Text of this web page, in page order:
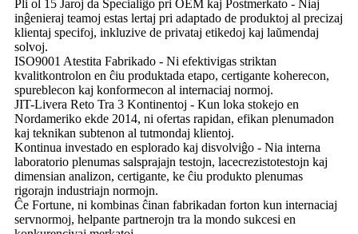
Pli ol 15 Jaroj da Specialiĝo pri OEM kaj Postmerkato - Niaj
inĝenieraj teamoj estas lertaj pri adaptado de produktoj al precizaj
klientaj specifoj, inkluzive de privataj etikedoj kaj laŭmendaj
solvoj.
ISO9001 Atestita Fabrikado - Ni efektivigas striktan
kvalitkontrolon en ĉiu produktada etapo, certigante koherecon,
spureblecon kaj konformecon al internaciaj normoj.
JIT-Livera Reto Tra 3 Kontinentoj - Kun loka stokejo en
Nordameriko ekde 2014, ni ofertas rapidan, efikan plenumadon
kaj teknikan subtenon al tutmondaj klientoj.
Kontinua investado en esplorado kaj disvolviĝo - Nia interna
laboratorio plenumas salsprajajn testojn, lacecrezistotestojn kaj
dimensian analizon, certigante, ke ĉiu produkto plenumas
rigorajn industriajn normojn.
Ĉe Fortune, ni kombinas ĉinan fabrikadan forton kun internaciaj
servnormoj, helpante partnerojn tra la mondo sukcesi en